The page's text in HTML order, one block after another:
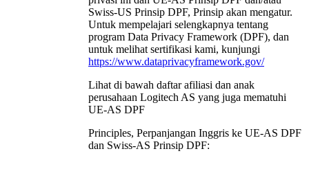
Swiss-US Prinsip DPF, Prinsip akan mengatur.
Untuk mempelajari selengkapnya tentang
program Data Privacy Framework (DPF), dan
untuk melihat sertifikasi kami, kunjungi
https://www.dataprivacyframework.gov/
Lihat di bawah daftar afiliasi dan anak
perusahaan Logitech AS yang juga mematuhi
UE-AS DPF
Principles, Perpanjangan Inggris ke UE-AS DPF
dan Swiss-AS Prinsip DPF: